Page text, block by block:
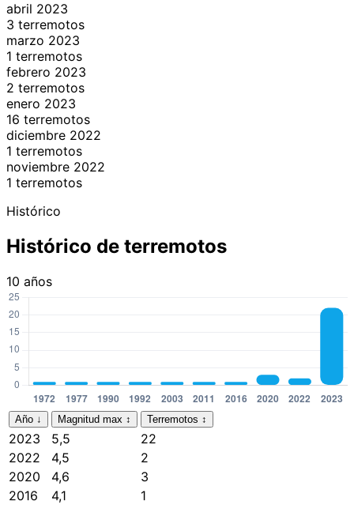
abril 2023
3 terremotos
marzo 2023
1 terremotos
febrero 2023
2 terremotos
enero 2023
16 terremotos
diciembre 2022
1 terremotos
noviembre 2022
1 terremotos
Histórico
Histórico de terremotos
10 años
Año ↓ Magnitud max ↕ Terremotos ↕
2023 5,5
22
2022
4,5
2
2020
4,6
3
2016
4,1
1